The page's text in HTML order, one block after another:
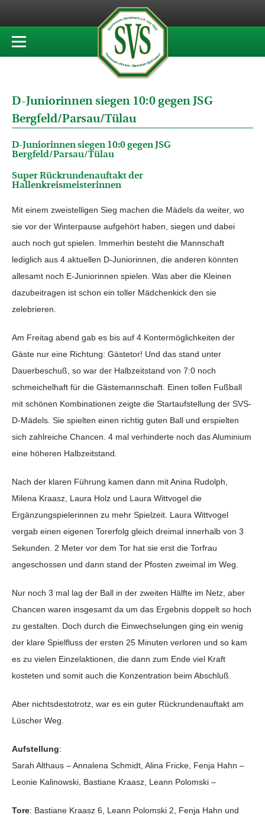
D-Juniorinnen siegen 10:0 gegen JSG
Bergfeld/Parsau/Tülau
D-Juniorinnen siegen 10:0 gegen JSG
Bergfeld/Parsau/Tülau
Super Rückrundenauftakt der
Hallenkreismeisterinnen
Mit einem zweistelligen Sieg machen die Mädels da weiter, wo
sie vor der Winterpause aufgehört haben, siegen und dabei
auch noch gut spielen. Immerhin besteht die Mannschaft
lediglich aus 4 aktuellen D-Juniorinnen, die anderen könnten
allesamt noch E-Juniorinnen spielen. Was aber die Kleinen
dazubeitragen ist schon ein toller Mädchenkick den sie
zelebrieren.
Am Freitag abend gab es bis auf 4 Kontermöglichkeiten der
Gäste nur eine Richtung: Gästetor! Und das stand unter
Dauerbeschuß, so war der Halbzeitstand von 7:0 noch
schmeichelhaft für die Gästemannschaft. Einen tollen Fußball
mit schönen Kombinationen zeigte die Startaufstellung der SVS-
D-Mädels. Sie spielten einen richtig guten Ball und erspielten
sich zahlreiche Chancen. 4 mal verhinderte noch das Aluminium
eine höheren Halbzeitstand.
Nach der klaren Führung kamen dann mit Anina Rudolph,
Milena Kraasz, Laura Holz und Laura Wittvogel die
Ergänzungspielerinnen zu mehr Spielzeit. Laura Wittvogel
vergab einen eigenen Torerfolg gleich dreimal innerhalb von 3
Sekunden. 2 Meter vor dem Tor hat sie erst die Torfrau
angeschossen und dann stand der Pfosten zweimal im Weg.
Nur noch 3 mal lag der Ball in der zweiten Hälfte im Netz, aber
Chancen waren insgesamt da um das Ergebnis doppelt so hoch
zu gestalten. Doch durch die Einwechselungen ging ein wenig
der klare Spielfluss der ersten 25 Minuten verloren und so kam
es zu vielen Einzelaktionen, die dann zum Ende viel Kraft
kosteten und somit auch die Konzentration beim Abschluß.
Aber nichtsdestotrotz, war es ein guter Rückrundenauftakt am
Lüscher Weg.
Aufstellung:
Sarah Althaus – Annalena Schmidt, Alina Fricke, Fenja Hahn –
Leonie Kalinowski, Bastiane Kraasz, Leann Polomski –
Tore: Bastiane Kraasz 6, Leann Polomski 2, Fenja Hahn und